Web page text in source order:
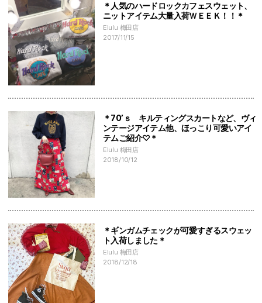
＊人気のハードロックカフェスウェット、
ニットアイテム大量入荷ＷＥＥＫ！！＊
Elulu 梅田店
2017/11/15
＊70’ｓ キルティングスカートなど、ヴィ
ンテージアイテム他、ほっこり可愛いアイ
テムご紹介♡＊
Elulu 梅田店
2018/10/12
＊ギンガムチェックが可愛すぎるスウェッ
ト入荷しました＊
Elulu 梅田店
2018/12/18